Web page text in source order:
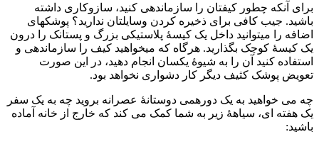
برای آنکه چطور کیف­تان را سازمان­دهی کنید، سازوکاری داشته
باشید. جیب کافی برای ذخیره کردن وسایلتان ندارید؟ پوشک­های
اضافه را می­توانید داخل یک کیسۀ پلاستیکی بزرگ و پستانک را درون
یک کیسۀ کوچک بگذارید. هرگاه که می­خواهید کیف را سازماندهی و
استفاده کنید آن را به شیوۀ یکسان انجام دهید، در این صورت
تعویض پوشک کثیف دیگر کار دشواری نخواهد بود.
چه می­ خواهید به یک دورهمی دوستانۀ عصرانه بروید چه به یک سفر
یک هفته­ ای، سیاهۀ زیر به شما کمک می­ کند که خارج از خانه آماده
باشید: